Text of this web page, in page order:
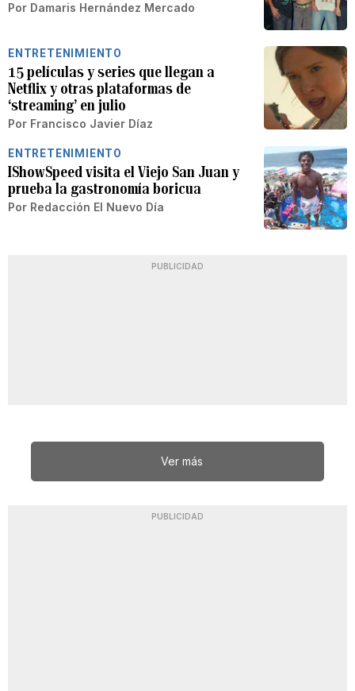
Por Damaris Hernández Mercado
ENTRETENIMIENTO
15 películas y series que llegan a
Netflix y otras plataformas de
‘streaming’ en julio
Por Francisco Javier Díaz
ENTRETENIMIENTO
IShowSpeed visita el Viejo San Juan y
prueba la gastronomía boricua
Por Redacción El Nuevo Día
PUBLICIDAD
Ver más
PUBLICIDAD